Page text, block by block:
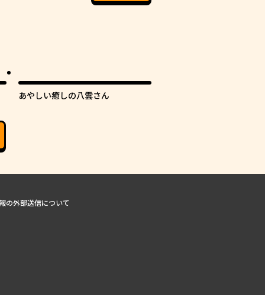
あやしい癒しの八雲さん
の外部送信について